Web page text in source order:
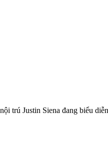
trú Justin Siena đang biểu